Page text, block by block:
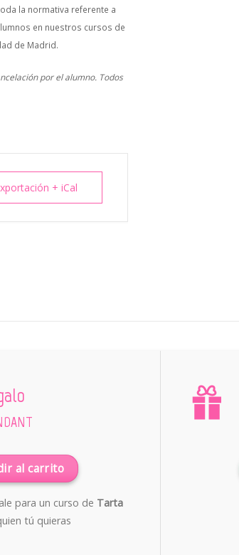
la normativa referente a
en nuestros cursos de
de Madrid.
por el alumno. Todos
+ iCal
al carrito
para un curso de Tarta
tú quieras